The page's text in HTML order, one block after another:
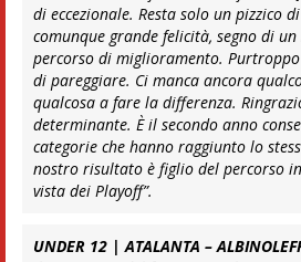
di eccezionale. Resta solo un pizzico
comunque grande felicità, segno di
percorso di miglioramento.
di pareggiare. Ci manca ancora
qualcosa a fare la differenza.
determinante. È il secondo anno
categorie che hanno raggiunto lo
nostro risultato è figlio del percorso
vista dei Playoff”.
UNDER 12 | ATALANTA –